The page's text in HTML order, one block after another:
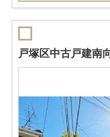
戸塚区中古戸建南